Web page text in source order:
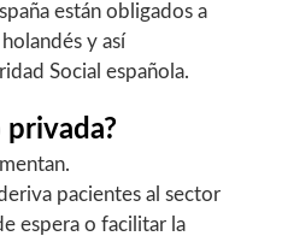
están obligados a
y así
Social española.
privada?
pacientes al sector
espera o facilitar la